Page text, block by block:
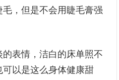
，但是不会用睫毛膏强
表情，洁白的床单照不
以是这么身体健康甜